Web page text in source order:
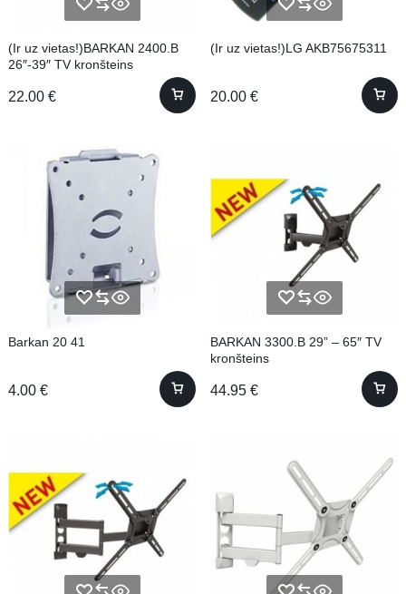
(Ir uz vietas!)BARKAN 2400.B
26″-39″ TV kronšteins
22.00 €
(Ir uz vietas!)LG AKB75675311
20.00 €
Barkan 20 41
4.00 €
BARKAN 3300.B 29” – 65″ TV
kronšteins
44.95 €